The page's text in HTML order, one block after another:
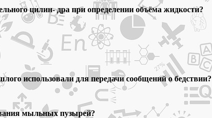
цилин- дра при определении объёма жидкости?
использовали для передачи сообщений о бедствии?
мыльных пузырей?